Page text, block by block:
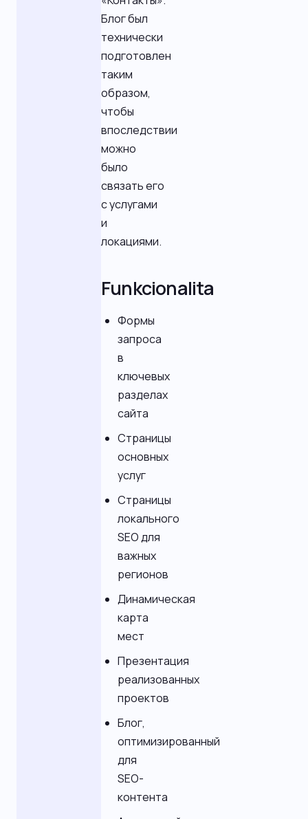
Блог был
технически
подготовлен
таким
образом,
чтобы
впоследствии
можно
было
связать его
с услугами
и
локациями.
Funkcionalita
Формы
запроса
в
ключевых
разделах
сайта
Страницы
основных
услуг
Страницы
локального
SEO для
важных
регионов
Динамическая
карта
мест
Презентация
реализованных
проектов
Блог,
оптимизированный
для
SEO-
контента